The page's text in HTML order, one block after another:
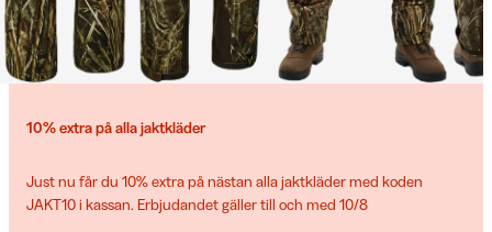
10% extra på alla jaktkläder
Just nu får du 10% extra på nästan alla jaktkläder med koden
JAKT10 i kassan. Erbjudandet gäller till och med 10/8